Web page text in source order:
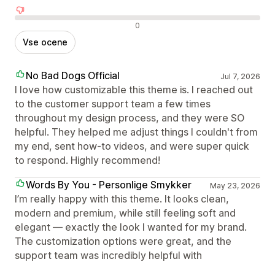
Negativne ocene 0
Vse ocene
No Bad Dogs Official Jul 7, 2026
I love how customizable this theme is. I reached out
to the customer support team a few times
throughout my design process, and they were SO
helpful. They helped me adjust things I couldn't from
my end, sent how-to videos, and were super quick
to respond. Highly recommend!
Words By You - Personlige Smykker
May 23, 2026
I’m really happy with this theme. It looks clean,
modern and premium, while still feeling soft and
elegant — exactly the look I wanted for my brand.
The customization options were great, and the
support team was incredibly helpful with